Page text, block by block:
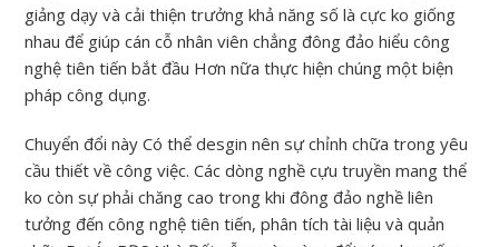
giảng dạy và cải thiện trưởng khả năng số là cực ko giống
nhau để giúp cán cỗ nhân viên chẳng đông đảo hiểu công
nghệ tiên tiến bắt đầu Hơn nữa thực hiện chúng một biện
pháp công dụng.
Chuyển đổi này Có thể desgin nên sự chỉnh chữa trong yêu
cầu thiết về công việc. Các dòng nghề cựu truyền mang thể
ko còn sự phải chăng cao trong khi đông đảo nghề liên
tưởng đến công nghệ tiên tiến, phân tích tài liệu và quản